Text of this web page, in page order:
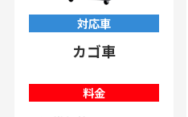
対応車
カゴ車
料金